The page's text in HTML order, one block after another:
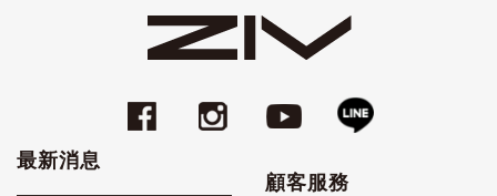
最新消息
顧客服務